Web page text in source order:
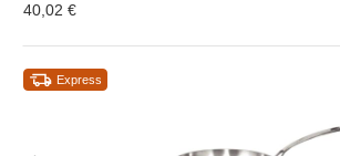
40,02 €
Express